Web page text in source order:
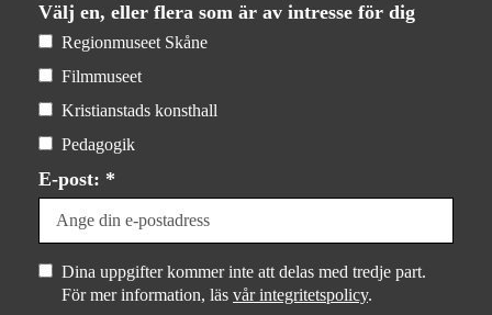
Välj en, eller flera som är av intresse för dig
Regionmuseet Skåne
Filmmuseet
Kristianstads konsthall
Pedagogik
E-post: *
Dina uppgifter kommer inte att delas med tredje part.
För mer information, läs vår integritetspolicy.